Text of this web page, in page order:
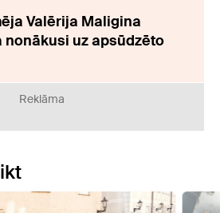
Valērija Maligina
nonākusi uz apsūdzēto
Reklāma